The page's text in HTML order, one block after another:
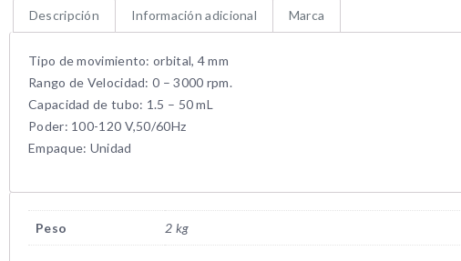
Descripción Información adicional Marca
Tipo de movimiento: orbital, 4 mm
Rango de Velocidad: 0 – 3000 rpm.
Capacidad de tubo: 1.5 – 50 mL
Poder: 100-120 V,50/60Hz
Empaque: Unidad
Peso 2 kg